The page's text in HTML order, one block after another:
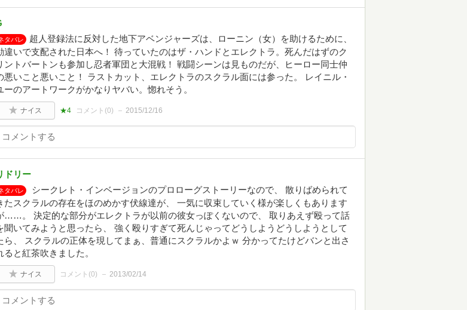
タバレ
超人登録法に反対した地下アベンジャーズは、ローニン（女）を助けるために、
違いで支配された日本へ！ 待っていたのはザ・ハンドとエレクトラ。死んだはずのク
ントバートンも参加し忍者軍団と大混戦！ 戦闘シーンは見ものだが、ヒーロー同士仲
悪いこと悪いこと！ ラストカット、エレクトラのスクラル面には参った。 レイニル・
ーのアートワークがかなりヤバい。惚れそう。
ナイス ★4 コメント(0) 2015/12/16
ドリー
タバレ
シークレト・インベージョンのプロローグストーリーなので、 散りばめられて
たスクラルの存在をほのめかす伏線達が、 一気に収束していく様が楽しくもあります
……。 決定的な部分がエレクトラが以前の彼女っぽくないので、 取りあえず殴って話
聞いてみようと思ったら、 強く殴りすぎて死んじゃってどうしようどうしようとして
ら、 スクラルの正体を現してまぁ、普通にスクラルかよｗ 分かってたけどバンと出さ
ると紅茶吹きました。
ナイス コメント(0) 2013/02/14